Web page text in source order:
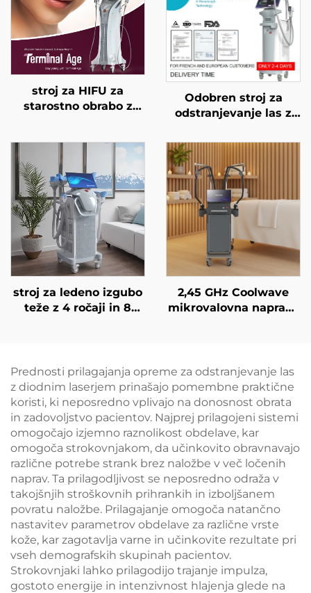
stroj za HIFU za
starostno obrabo z
dvigovanje obraza,
napenjanje kože in
modeliranje telesa
Odobren stroj za
odstranjevanje las z
MDR, MDSAP, 600 W,
1200 W, 1800 W, 3000
W, 4 v 1 z zamenljivimi
glavami, valovne
dolžine 755 nm, 808
nm, 940 nm, 1064 nm
stroj za ledeno izgubo
teže z 4 ročaji in 8
krioterapija za izgubo
teže in lepotne
namene
2,45 GHz Coolwave
mikrovalovna naprava
napenjanje kože ter
radiofrekvenčno
obdelavo obraza za
izgubo teže in
izboljšanje kontur
telesa
Prednosti prilagajanja opreme za odstranjevanje las
z diodnim laserjem prinašajo pomembne praktične
koristi, ki neposredno vplivajo na donosnost obrata
in zadovoljstvo pacientov. Najprej prilagojeni sistemi
omogočajo izjemno raznolikost obdelave, kar
omogoča strokovnjakom, da učinkovito obravnavajo
različne potrebe strank brez naložbe v več ločenih
naprav. Ta prilagodljivost se neposredno odraža v
takojšnjih stroškovnih prihrankih in izboljšanem
povratu naložbe. Prilagajanje omogoča natančno
nastavitev parametrov obdelave za različne vrste
kože, kar zagotavlja varne in učinkovite rezultate pri
vseh demografskih skupinah pacientov.
Strokovnjaki lahko prilagodijo trajanje impulza,
gostoto energije in intenzivnost hlajenja glede na